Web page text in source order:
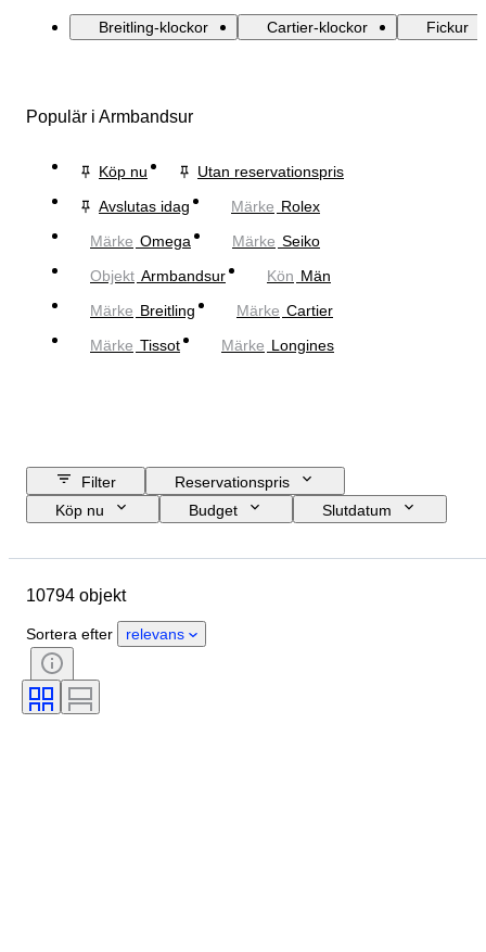
Breitling-klockor Cartier-klockor Fickur
Populär i Armbandsur
Köp nu
Utan reservationspris
Avslutas idag
Märke Rolex
Märke Omega Märke Seiko
Objekt Armbandsur Kön Män
Märke Breitling Märke Cartier
Märke Tissot Märke Longines
Filter
Reservationspris
Köp nu
Budget
Slutdatum
Klockarmbandets längd
Ursprungsland
Kön
Skick
Certifiering
Bindning
10794 objekt
Sortera efter relevans